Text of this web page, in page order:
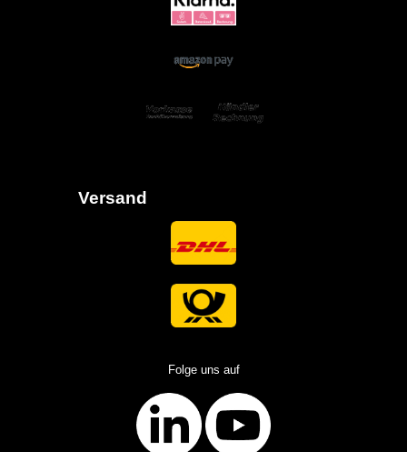
Versand
Folge uns auf